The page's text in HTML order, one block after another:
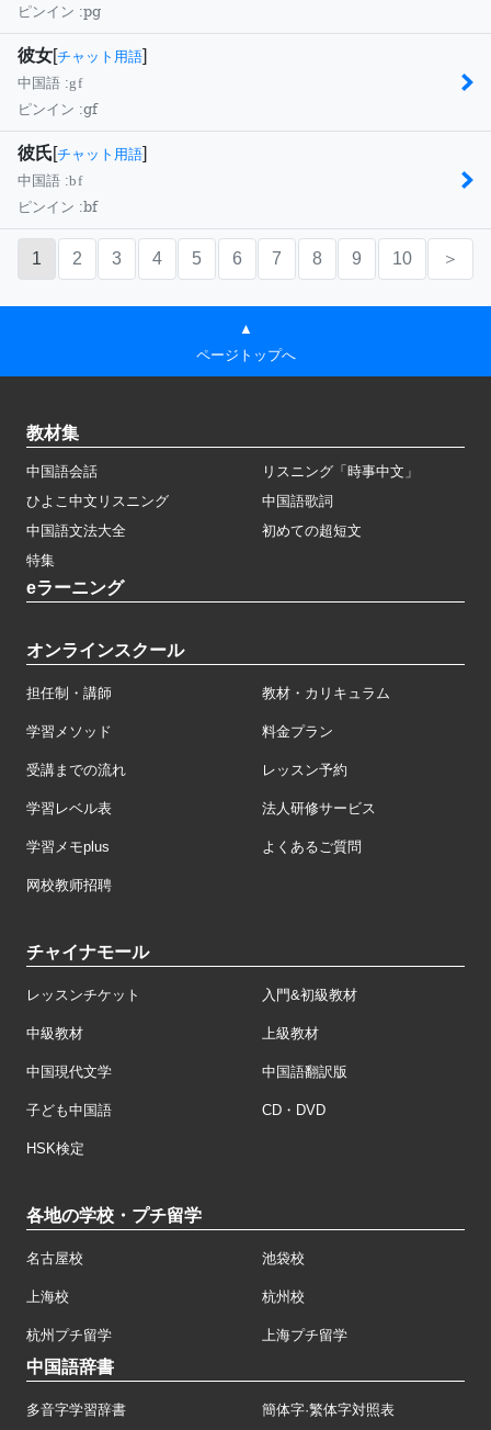
ピンイン :pg
彼女[チャット用語]
中国語 :gf
ピンイン :gf
彼氏[チャット用語]
中国語 :bf
ピンイン :bf
1 2 3 4 5 6 7 8 9 10 ＞
▲
ページトップへ
教材集
中国語会話
リスニング「時事中文」
ひよこ中文リスニング
中国語歌詞
中国語文法大全
初めての超短文
特集
eラーニング
オンラインスクール
担任制・講師 教材・カリキュラム
学習メソッド 料金プラン
受講までの流れ レッスン予約
学習レベル表 法人研修サービス
学習メモplus よくあるご質問
网校教师招聘
チャイナモール
レッスンチケット 入門&初級教材
中級教材 上級教材
中国現代文学 中国語翻訳版
子ども中国語 CD・DVD
HSK検定
各地の学校・プチ留学
名古屋校 池袋校
上海校 杭州校
杭州プチ留学 上海プチ留学
中国語辞書
多音字学習辞書 簡体字·繁体字対照表